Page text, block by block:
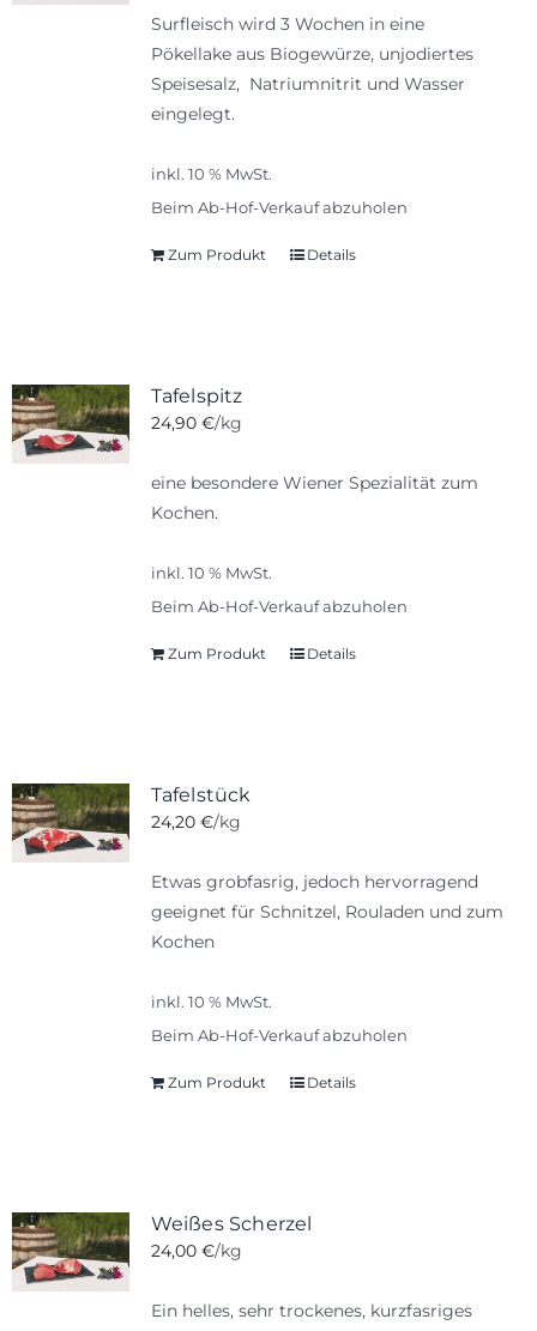
Surfleisch wird 3 Wochen in eine
Pökellake aus Biogewürze, unjodiertes
Speisesalz, Natriumnitrit und Wasser
eingelegt.
inkl. 10 % MwSt.
Beim Ab-Hof-Verkauf abzuholen
Zum Produkt Details
Tafelspitz
24,90 €/kg
eine besondere Wiener Spezialität zum
Kochen.
inkl. 10 % MwSt.
Beim Ab-Hof-Verkauf abzuholen
Zum Produkt Details
Tafelstück
24,20 €/kg
Etwas grobfasrig, jedoch hervorragend
geeignet für Schnitzel, Rouladen und zum
Kochen
inkl. 10 % MwSt.
Beim Ab-Hof-Verkauf abzuholen
Zum Produkt Details
Weißes Scherzel
24,00 €/kg
Ein helles, sehr trockenes, kurzfasriges